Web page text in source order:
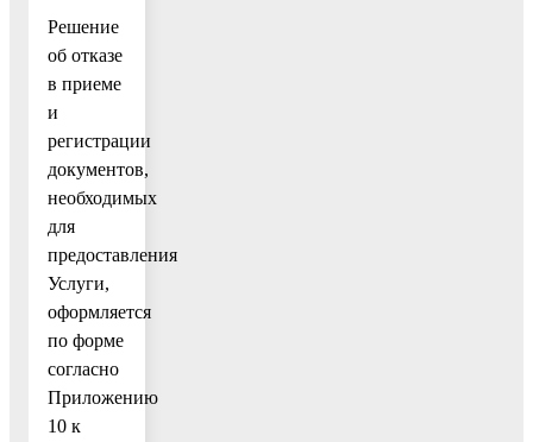
Решение
об отказе
в приеме
и
регистрации
документов,
необходимых
для
предоставления
Услуги,
оформляется
по форме
согласно
Приложению
10 к